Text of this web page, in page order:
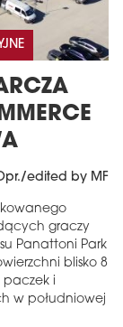
edited by MF
graczy
Panattoni Park
blisko 8
paczek i
w południowej